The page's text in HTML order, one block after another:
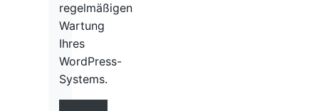
regelmäßigen
Wartung
Ihres
WordPress-
Systems.